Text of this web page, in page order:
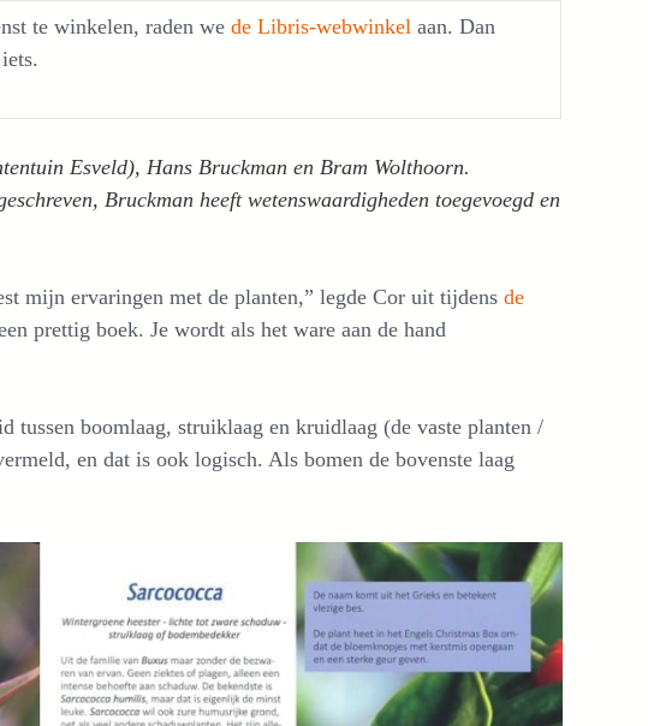
te winkelen, raden we de Libris-webwinkel aan. Dan
Esveld), Hans Bruckman en Bram Wolthoorn.
Bruckman heeft wetenswaardigheden toegevoegd en
mijn ervaringen met de planten,” legde Cor uit tijdens de
prettig boek. Je wordt als het ware aan de hand
tussen boomlaag, struiklaag en kruidlaag (de vaste planten /
en dat is ook logisch. Als bomen de bovenste laag